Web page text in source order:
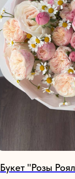
Букет "Розы